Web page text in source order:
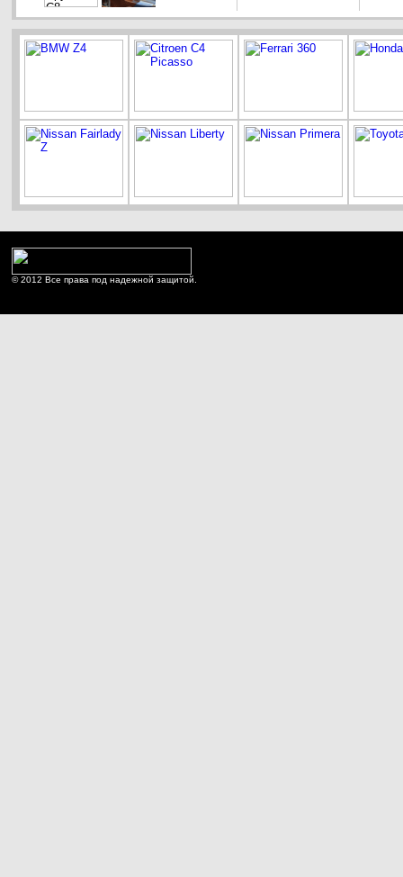
© 2012 Все права под надежной защитой.